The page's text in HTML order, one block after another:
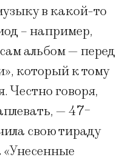
в какой-то
– например,
альбом — перед
который к тому
Честно говоря,
— 47-
свою тираду